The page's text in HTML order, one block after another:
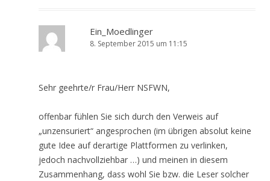
Ein_Moedlinger
8. September 2015 um 11:15
Sehr geehrte/r Frau/Herr NSFWN,
offenbar fühlen Sie sich durch den Verweis auf
„unzensuriert“ angesprochen (im übrigen absolut keine
gute Idee auf derartige Plattformen zu verlinken,
jedoch nachvollziehbar …) und meinen in diesem
Zusammenhang, dass wohl Sie bzw. die Leser solcher